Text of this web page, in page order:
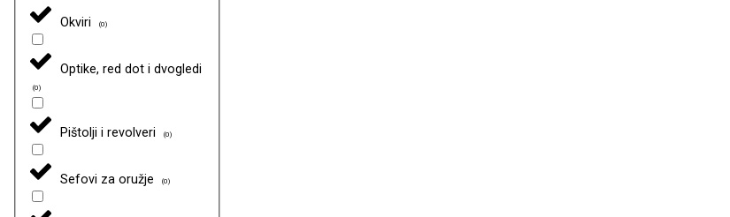
Okviri (0)
Optike, red dot i dvogledi
(0)
Pištolji i revolveri (0)
Sefovi za oružje (0)